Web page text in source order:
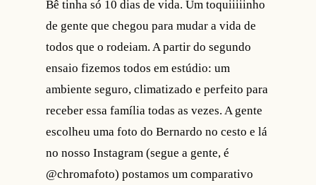
Bê tinha só 10 dias de vida. Um toquiiiiinho
de gente que chegou para mudar a vida de
todos que o rodeiam. A partir do segundo
ensaio fizemos todos em estúdio: um
ambiente seguro, climatizado e perfeito para
receber essa família todas as vezes. A gente
escolheu uma foto do Bernardo no cesto e lá
no nosso Instagram (segue a gente, é
@chromafoto) postamos um comparativo